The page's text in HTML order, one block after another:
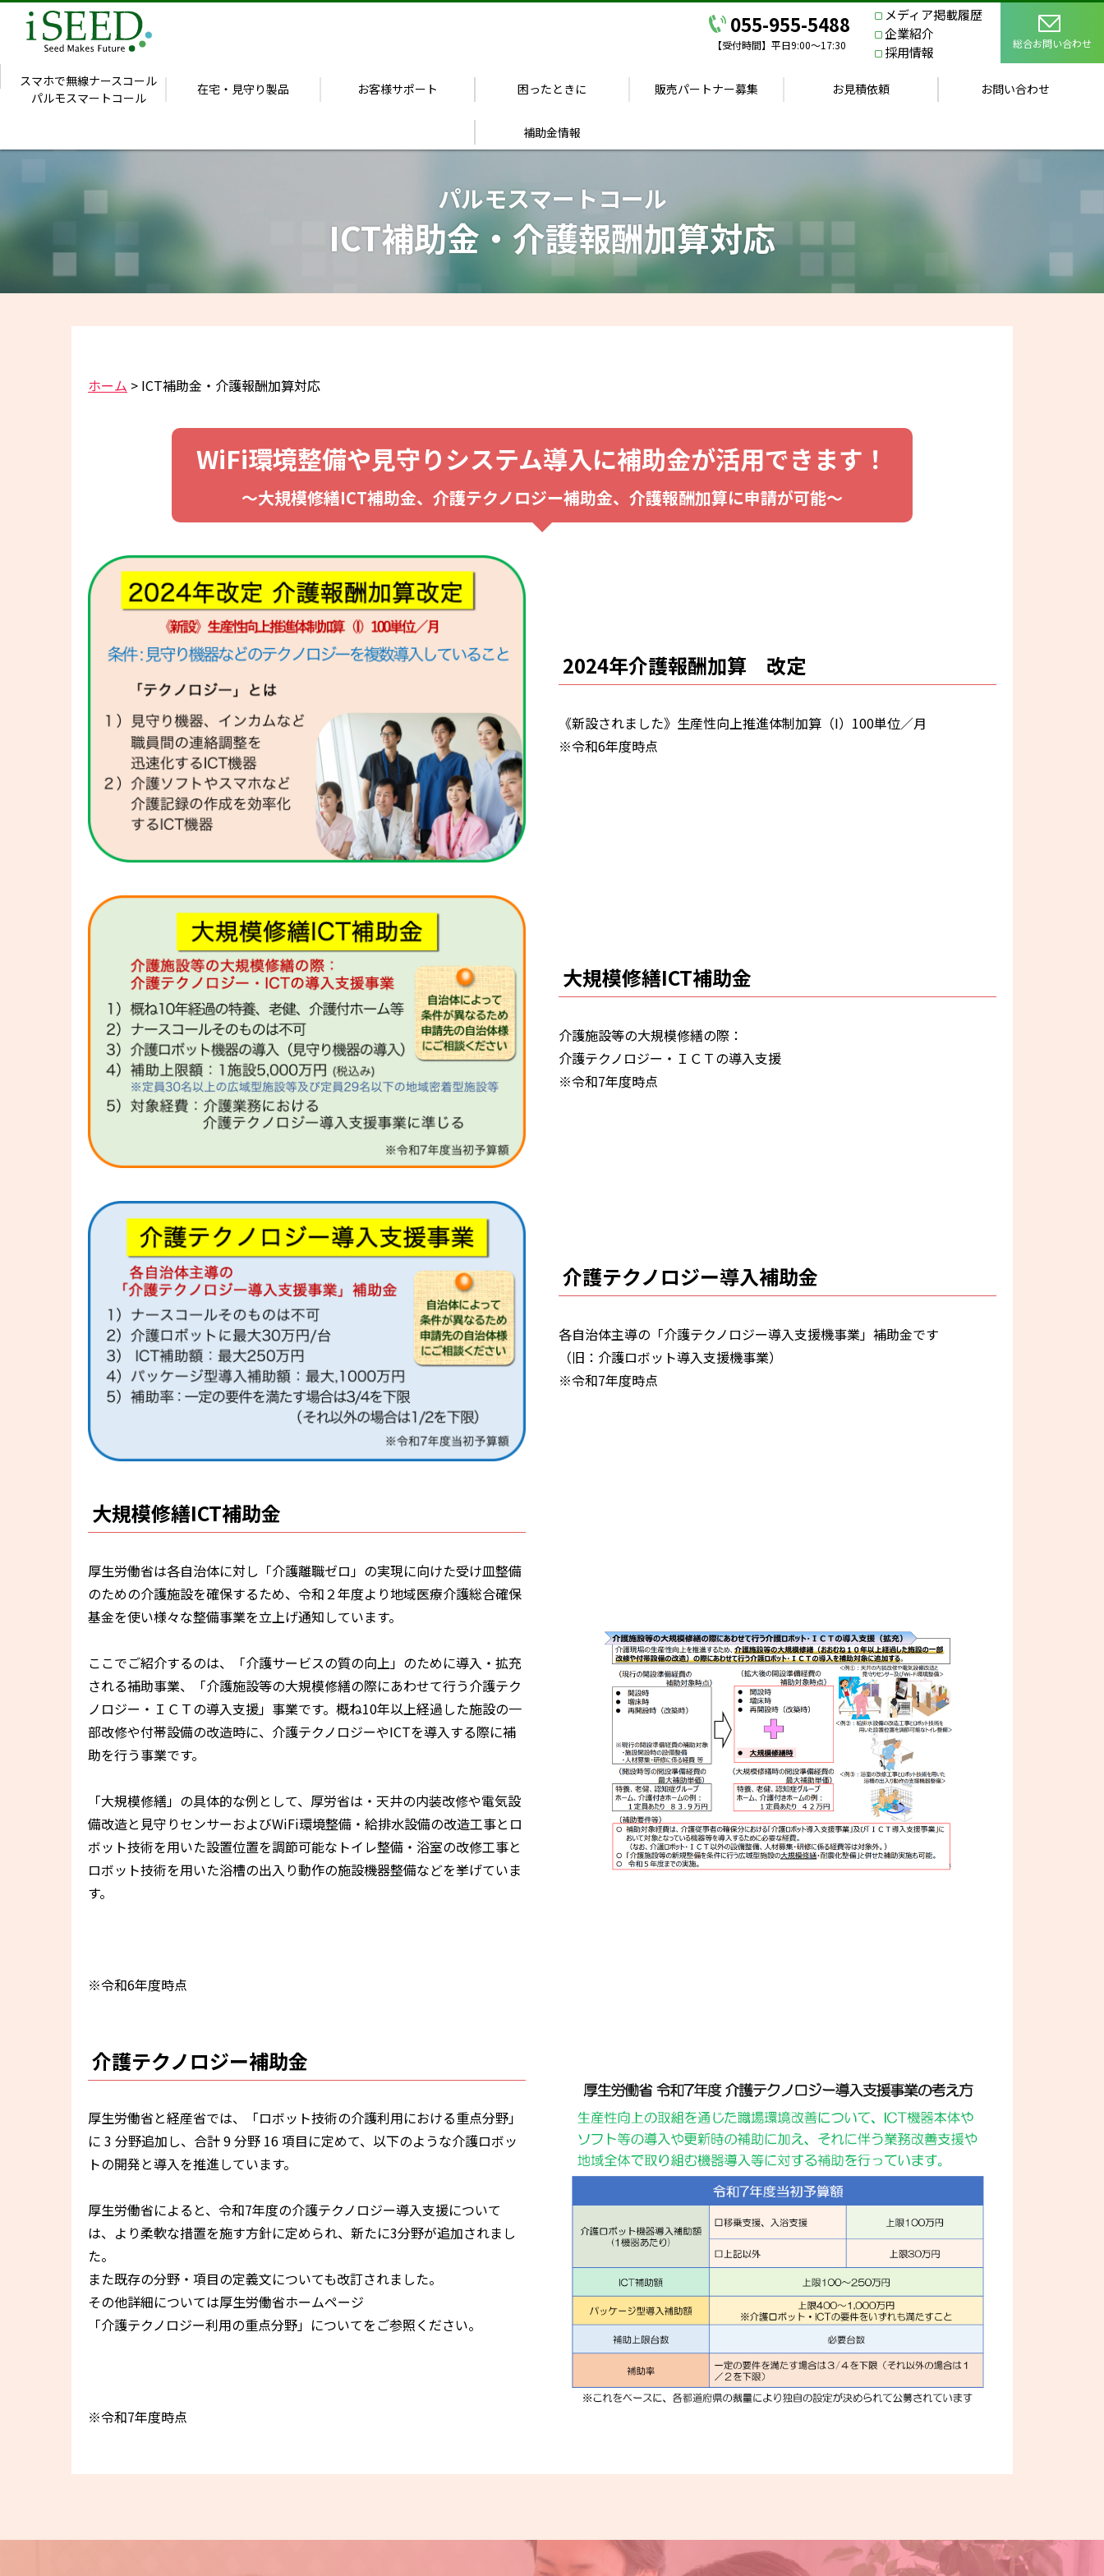
スマホで無線ナースコール
パルモスマートコール
在宅・見守り製品 お客様サポート 困ったときに 販売パートナー募集 お見積依頼 お問い合わせ
補助金情報
055-955-5488
【受付時間】平日9:00〜17:30
メディア掲載履歴
企業紹介
採用情報
総合お問い合わせ
パルモスマートコール
ICT補助⾦・介護報酬加算対応
ホーム > ICT補助⾦・介護報酬加算対応
WiFi環境整備や見守りシステム導入に補助金が活用できます！
〜大規模修繕ICT補助金、介護テクノロジー補助金、介護報酬加算に申請が可能〜
2024年介護報酬加算 改定
《新設されました》生産性向上推進体制加算（I）100単位／月
※令和6年度時点
大規模修繕ICT補助金
介護施設等の大規模修繕の際：
介護テクノロジー・ＩＣＴの導入支援
※令和7年度時点
介護テクノロジー導入補助金
各自治体主導の「介護テクノロジー導入支援機事業」補助金です
（旧：介護ロボット導入支援機事業）
※令和7年度時点
大規模修繕ICT補助金
厚生労働省は各自治体に対し「介護離職ゼロ」の実現に向けた受け皿整備
のための介護施設を確保するため、令和２年度より地域医療介護総合確保
基金を使い様々な整備事業を立上げ通知しています。
ここでご紹介するのは、「介護サービスの質の向上」のために導入・拡充
される補助事業、「介護施設等の大規模修繕の際にあわせて行う介護テク
ノロジー・ＩＣＴの導入支援」事業です。概ね10年以上経過した施設の一
部改修や付帯設備の改造時に、介護テクノロジーやICTを導入する際に補
助を行う事業です。
「大規模修繕」の具体的な例として、厚労省は・天井の内装改修や電気設
備改造と見守りセンサーおよびWiFi環境整備・給排水設備の改造工事とロ
ボット技術を用いた設置位置を調節可能なトイレ整備・浴室の改修工事と
ロボット技術を用いた浴槽の出入り動作の施設機器整備などを挙げていま
す。
※令和6年度時点
介護テクノロジー補助金
厚生労働省と経産省では、「ロボット技術の介護利用における重点分野」
に 3 分野追加し、合計 9 分野 16 項目に定めて、以下のような介護ロボッ
トの開発と導入を推進しています。
厚生労働省によると、令和7年度の介護テクノロジー導入支援について
は、より柔軟な措置を施す方針に定められ、新たに3分野が追加されまし
た。
また既存の分野・項目の定義文についても改訂されました。
その他詳細については厚生労働省ホームページ
「介護テクノロジー利用の重点分野」についてをご参照ください。
※令和7年度時点